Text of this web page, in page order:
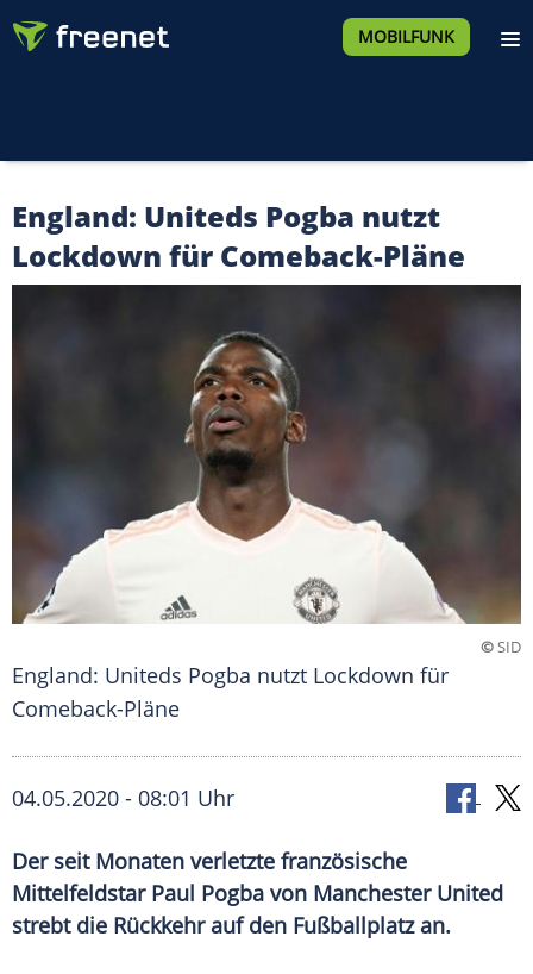
MOBILFUNK
England: Uniteds Pogba nutzt
Lockdown für Comeback-Pläne
©SID
England: Uniteds Pogba nutzt Lockdown für
Comeback-Pläne
04.05.2020 - 08:01 Uhr
Der seit Monaten verletzte französische
Mittelfeldstar Paul Pogba von Manchester United
strebt die Rückkehr auf den Fußballplatz an.